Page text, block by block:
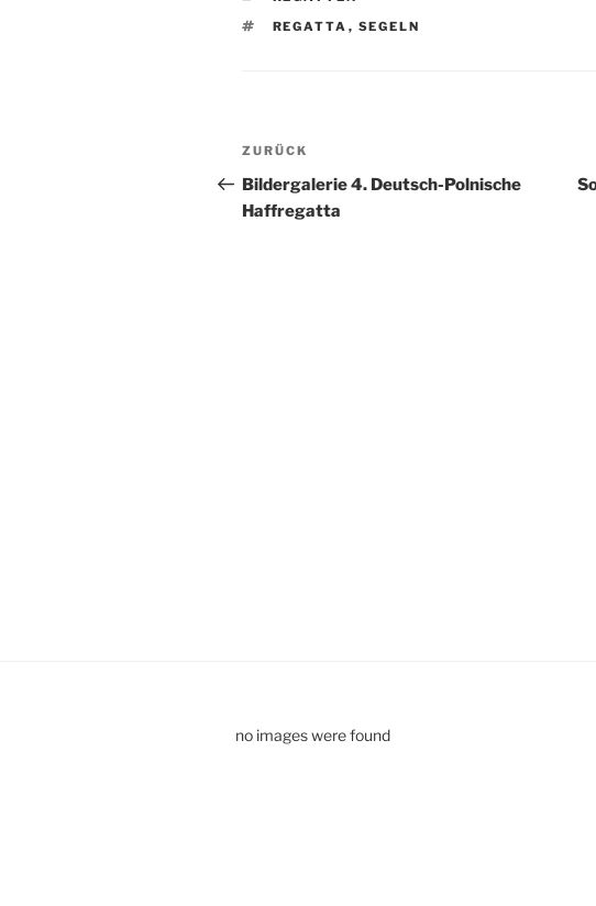
SCHLAGWÖRTER
REGATTA , SEGELN
Beitragsnavigation
Vorheriger
Beitrag
ZURÜCK
Bildergalerie 4. Deutsch-Polnische
Haffregatta
no images were found